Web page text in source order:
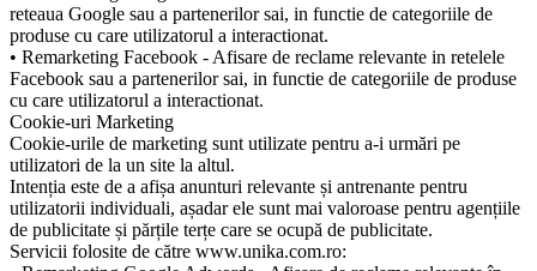
reteaua Google sau a partenerilor sai, in functie de categoriile de
produse cu care utilizatorul a interactionat.
• Remarketing Facebook - Afisare de reclame relevante in retelele
Facebook sau a partenerilor sai, in functie de categoriile de produse
cu care utilizatorul a interactionat.
Cookie-uri Marketing
Cookie-urile de marketing sunt utilizate pentru a-i urmări pe
utilizatori de la un site la altul.
Intenția este de a afișa anunturi relevante și antrenante pentru
utilizatorii individuali, așadar ele sunt mai valoroase pentru agențiile
de publicitate și părțile terțe care se ocupă de publicitate.
Servicii folosite de către www.unika.com.ro: